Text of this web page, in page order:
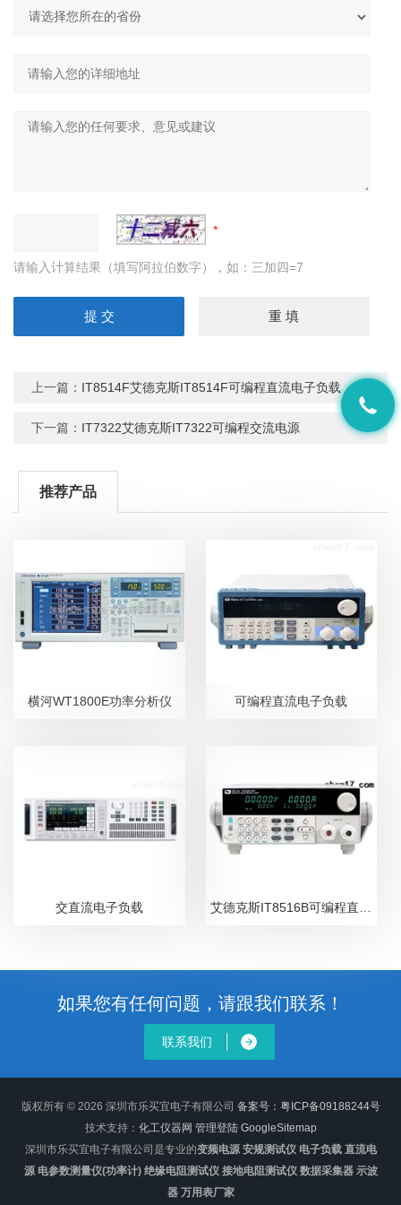
请输入计算结果（填写阿拉伯数字），如：三加四=7
上一篇： IT8514F艾德克斯IT8514F可编程直流电子负载
下一篇： IT7322艾德克斯IT7322可编程交流电源
推荐产品
横河WT1800E功率分析仪 可编程直流电子负载
交直流电子负载
如果您有任何问题，请跟我们联系！
联系我们
版权所有 © 2026 深圳市乐买宜电子有限公司 备案号：粤ICP备09188244号
技术支持： 化工仪器网 管理登陆 GoogleSitemap
深圳市乐买宜电子有限公司是专业的变频电源 安规测试仪 电子负载 直流电
源 电参数测量仪(功率计) 绝缘电阻测试仪 接地电阻测试仪 数据采集器 示波
器 万用表厂家